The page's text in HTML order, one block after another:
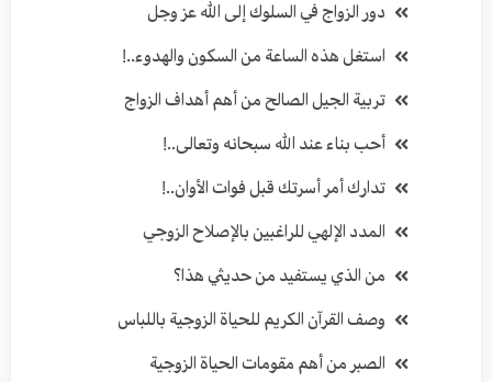
دور الزواج في السلوك إلى الله عز وجل
استغل هذه الساعة من السكون والهدوء..!
تربية الجيل الصالح من أهم أهداف الزواج
أحب بناء عند الله سبحانه وتعالى..!
تدارك أمر أسرتك قبل فوات الأوان..!
المدد الإلهي للراغبين بالإصلاح الزوجي
من الذي يستفيد من حديثي هذا؟
وصف القرآن الكريم للحياة الزوجية باللباس
الصبر من أهم مقومات الحياة الزوجية